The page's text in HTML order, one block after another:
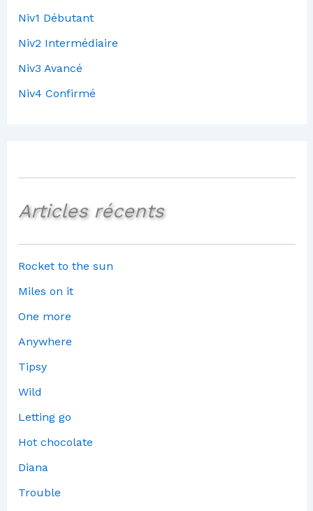
Niv1 Débutant
Niv2 Intermédiaire
Niv3 Avancé
Niv4 Confirmé
Articles récents
Rocket to the sun
Miles on it
One more
Anywhere
Tipsy
Wild
Letting go
Hot chocolate
Diana
Trouble